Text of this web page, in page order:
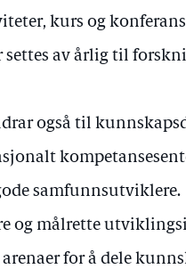
kurs og
av årlig til
også til
samfunnsutviklere.
og målrette
for å dele